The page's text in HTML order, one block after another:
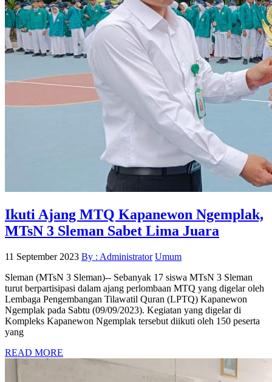
Ikuti Ajang MTQ Kapanewon Ngemplak,
MTsN 3 Sleman Sabet Lima Juara
11 September 2023 By : Administrator Umum
Sleman (MTsN 3 Sleman)-- Sebanyak 17 siswa MTsN 3 Sleman
turut berpartisipasi dalam ajang perlombaan MTQ yang digelar oleh
Lembaga Pengembangan Tilawatil Quran (LPTQ) Kapanewon
Ngemplak pada Sabtu (09/09/2023). Kegiatan yang digelar di
Kompleks Kapanewon Ngemplak tersebut diikuti oleh 150 peserta
yang
READ MORE